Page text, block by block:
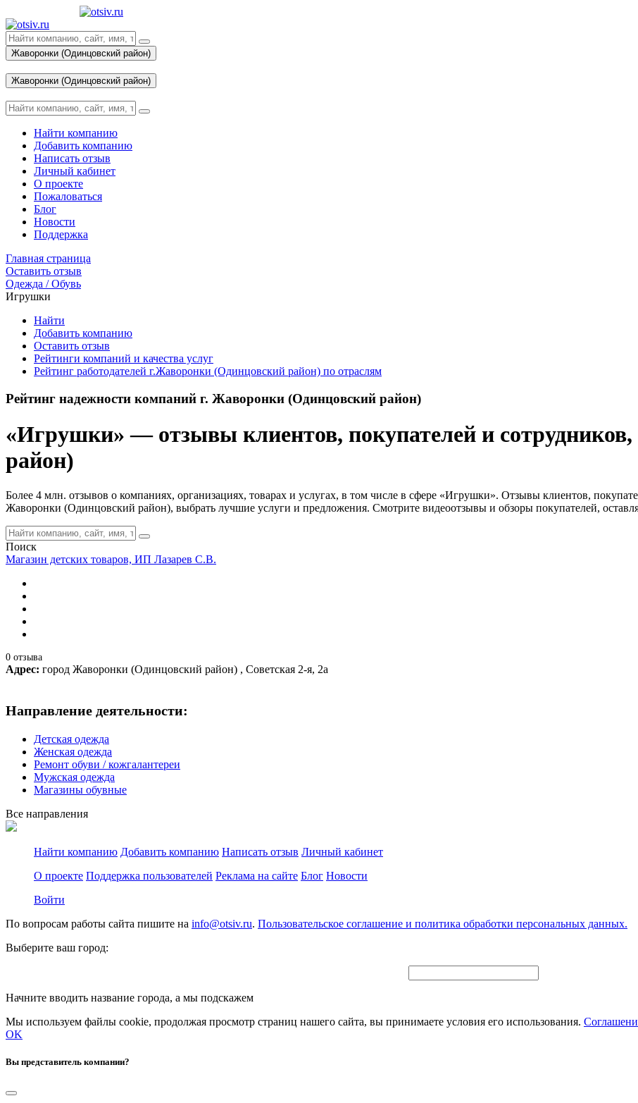
Жаворонки (Одинцовский район)
Жаворонки (Одинцовский район)
Найти компанию
Добавить компанию
Написать отзыв
Личный кабинет
О проекте
Пожаловаться
Блог
Новости
Поддержка
Главная страница
Оставить отзыв
Одежда / Обувь
Игрушки
Найти
Добавить компанию
Оставить отзыв
Рейтинги компаний и качества услуг
Рейтинг работодателей г.Жаворонки (Одинцовский район) по отраслям
Рейтинг надежности компаний г. Жаворонки (Одинцовский район)
«Игрушки» — отзывы клиентов, покупателей и
район)
Более 4 млн. отзывов о компаниях, организациях, товарах и услугах, в том числе в сфере «Игрушки». Отзывы клиентов,
Жаворонки (Одинцовский район), выбрать лучшие услуги и предложения. Смотрите видеоотзывы и обзоры покупателей,
Поиск
Магазин детских товаров, ИП Лазарев С.В.
0 отзыва
Адрес: город Жаворонки (Одинцовский район) , Советская 2-я, 2а
Направление деятельности:
Детская одежда
Женская одежда
Ремонт обуви / кожгалантереи
Мужская одежда
Магазины обувные
Все направления
Найти компанию Добавить компанию Написать отзыв Личный кабинет
О проекте Поддержка пользователей Реклама на сайте Блог Новости
Войти
По вопросам работы сайта пишите на info@otsiv.ru. Пользовательское соглашение и политика обработки персональных данных.
Выберите ваш город:
Начните вводить название города, а мы подскажем
Мы используем файлы cookie, продолжая просмотр страниц нашего сайта, вы принимаете условия его использования.
OK
Вы представитель компании?